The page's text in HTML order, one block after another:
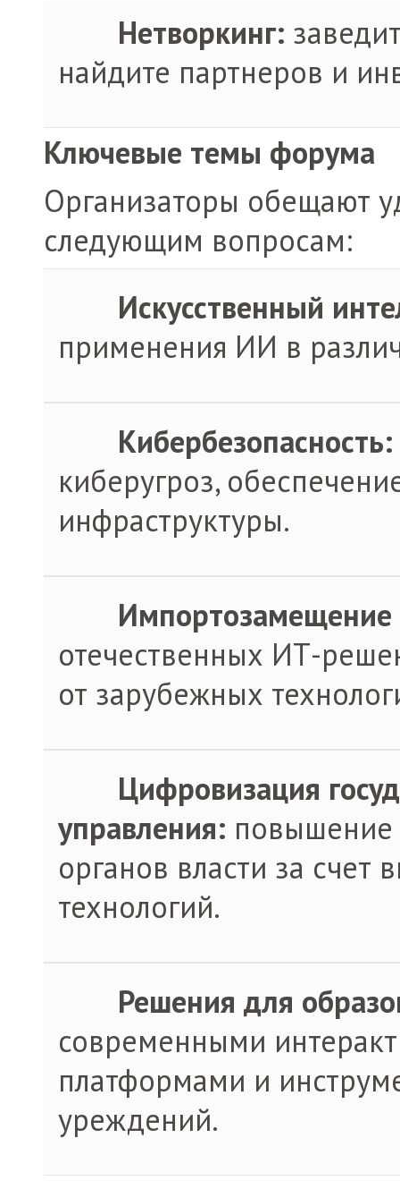
Нетворкинг:
найдите партнеров и
Ключевые темы форума
Организаторы обещают
следующим вопросам:
Искусственный
применения ИИ в
Кибербезопасность:
киберугроз,
инфраструктуры.
отечественных ИТ-
от зарубежных
Цифровизация
управления: повышение
органов власти за
технологий.
Решения для
современными
платформами и
уреждений.